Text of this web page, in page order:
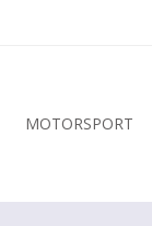
MOTORSPORT